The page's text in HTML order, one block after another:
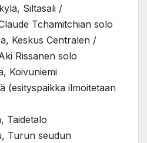
Siltasali /
Tchamitchian solo
Keskus Centralen /
Rissanen solo
Koivuniemi
(esityspaikka ilmoitetaan
Taidetalo
Turun seudun